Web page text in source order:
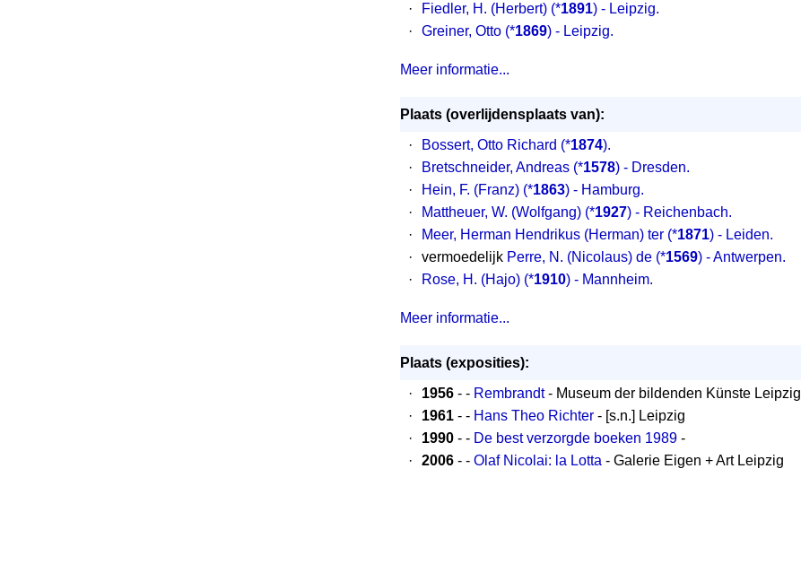
·
Fiedler, H. (Herbert) (*1891) - Leipzig.
·
Greiner, Otto (*1869) - Leipzig.
Meer informatie...
Plaats (overlijdensplaats van):
·
Bossert, Otto Richard (*1874).
·
Bretschneider, Andreas (*1578) - Dresden.
·
Hein, F. (Franz) (*1863) - Hamburg.
·
Mattheuer, W. (Wolfgang) (*1927) - Reichenbach.
·
Meer, Herman Hendrikus (Herman) ter (*1871) - Leiden.
·
vermoedelijk Perre, N. (Nicolaus) de (*1569) - Antwerpen.
·
Rose, H. (Hajo) (*1910) - Mannheim.
Meer informatie...
Plaats (exposities):
·
1956 - - Rembrandt- Museum der bildenden Künste Leipzig
·
1961 - - Hans Theo Richter - [s.n.] Leipzig
·
1990 - - De best verzorgde boeken 1989 -
·
2006 - - Olaf Nicolai: la Lotta - Galerie Eigen + Art Leipzig